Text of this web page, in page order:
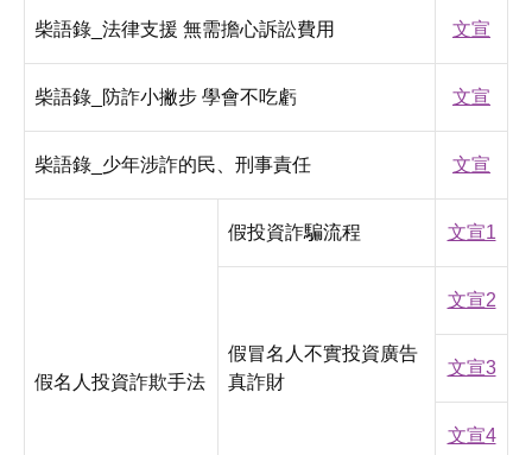
柴語錄_法律支援 無需擔心訴訟費用 文宣
柴語錄_防詐小撇步 學會不吃虧 文宣
柴語錄_少年涉詐的民、刑事責任 文宣
假名人投資詐欺手法
假投資詐騙流程 文宣1
假冒名人不實投資廣告
真詐財
文宣2
文宣3
文宣4